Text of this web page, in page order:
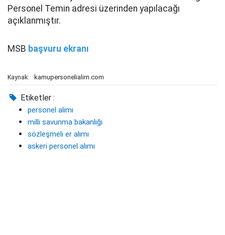
Personel Temin adresi üzerinden yapılacağı
açıklanmıştır.
MSB başvuru ekranı
Kaynak: kamupersonelialim.com
Etiketler :
personel alımı
milli savunma bakanlığı
sözleşmeli er alımı
askeri personel alımı